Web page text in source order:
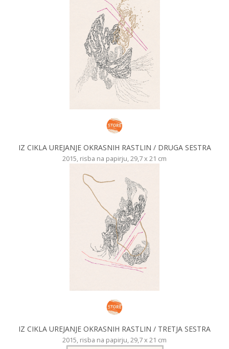
IZ CIKLA UREJANJE OKRASNIH RASTLIN / DRUGA SESTRA
2015, risba na papirju, 29,7 x 21 cm
IZ CIKLA UREJANJE OKRASNIH RASTLIN / TRETJA SESTRA
2015, risba na papirju, 29,7 x 21 cm